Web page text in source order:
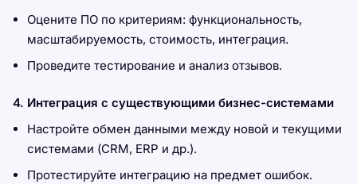
Оцените ПО по критериям: функциональность,
масштабируемость, стоимость, интеграция.
Проведите тестирование и анализ отзывов.
4. Интеграция с существующими бизнес-системами
Настройте обмен данными между новой и текущими
системами (CRM, ERP и др.).
Протестируйте интеграцию на предмет ошибок.